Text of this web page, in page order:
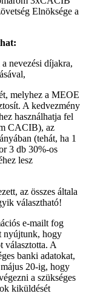
Elnöksége a
nevezési díjakra,
melyhez a MEOE
A kedvezmény
használhatja fel
CACIB), az
(tehát, ha 1
3 db 30%-os
lesz
az összes általa
választható!
e-mailt fog
nyújtunk, hogy
választotta. A
banki adatokat,
20-ig, hogy
a szükséges
kiküldését